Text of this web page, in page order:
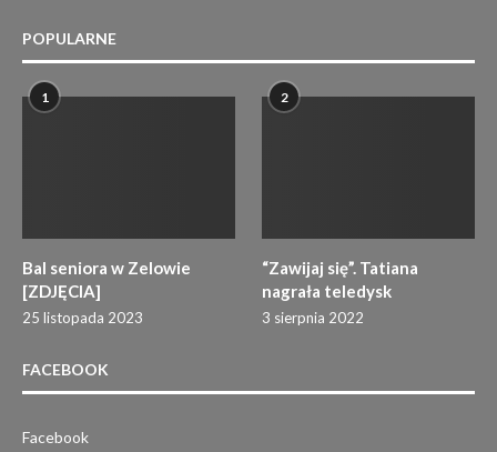
POPULARNE
1
Bal seniora w Zelowie
[ZDJĘCIA]
25 listopada 2023
2
“Zawijaj się”. Tatiana
nagrała teledysk
3 sierpnia 2022
FACEBOOK
Facebook